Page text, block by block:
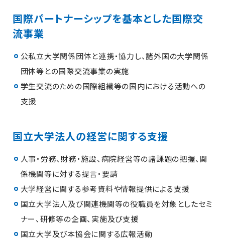
国際パートナーシップを基本とした国際交
流事業
公私立大学関係団体と連携・協力し、諸外国の大学関係
団体等との国際交流事業の実施
学生交流のための国際組織等の国内における活動への
支援
国立大学法人の経営に関する支援
人事・労務、財務・施設、病院経営等の諸課題の把握、関
係機関等に対する提言・要請
大学経営に関する参考資料や情報提供による支援
国立大学法人及び関連機関等の役職員を対象としたセミ
ナー、研修等の企画、実施及び支援
国立大学及び本協会に関する広報活動